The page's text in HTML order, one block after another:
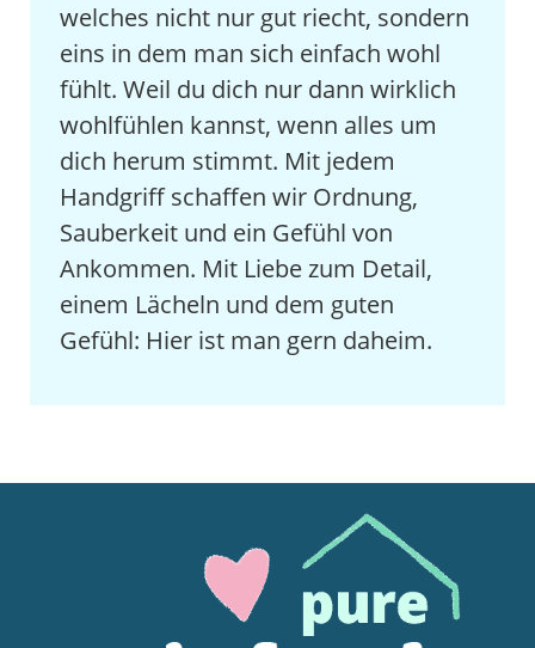
welches nicht nur gut riecht, sondern
eins in dem man sich einfach wohl
fühlt. Weil du dich nur dann wirklich
wohlfühlen kannst, wenn alles um
dich herum stimmt. Mit jedem
Handgriff schaffen wir Ordnung,
Sauberkeit und ein Gefühl von
Ankommen. Mit Liebe zum Detail,
einem Lächeln und dem guten
Gefühl: Hier ist man gern daheim.